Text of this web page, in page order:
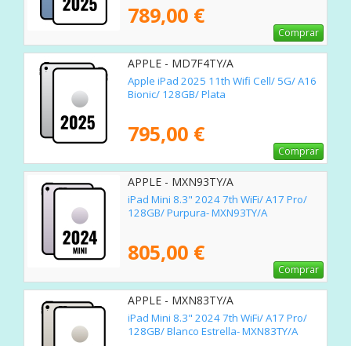
789,00 €
Comprar
APPLE - MD7F4TY/A
Apple iPad 2025 11th Wifi Cell/ 5G/ A16
Bionic/ 128GB/ Plata
795,00 €
Comprar
APPLE - MXN93TY/A
iPad Mini 8.3" 2024 7th WiFi/ A17 Pro/
128GB/ Purpura- MXN93TY/A
805,00 €
Comprar
APPLE - MXN83TY/A
iPad Mini 8.3" 2024 7th WiFi/ A17 Pro/
128GB/ Blanco Estrella- MXN83TY/A